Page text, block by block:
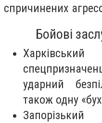
спричинених
Бойові
ударний
також одну